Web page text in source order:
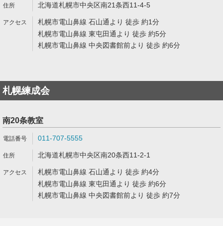
北海道札幌市中央区南21条西11-4-5
札幌市電山鼻線 石山通より 徒歩 約1分
札幌市電山鼻線 東屯田通より 徒歩 約5分
札幌市電山鼻線 中央図書館前より 徒歩 約6分
札幌練成会
南20条教室
011-707-5555
北海道札幌市中央区南20条西11-2-1
札幌市電山鼻線 石山通より 徒歩 約4分
札幌市電山鼻線 東屯田通より 徒歩 約6分
札幌市電山鼻線 中央図書館前より 徒歩 約7分